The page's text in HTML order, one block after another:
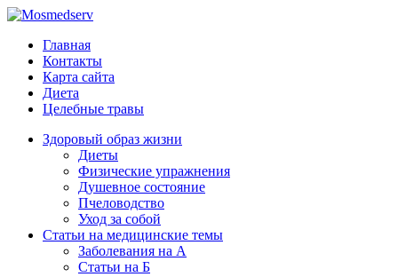
Главная
Контакты
Карта сайта
Диета
Целебные травы
Здоровый образ жизни
Диеты
Физические упражнения
Душевное состояние
Пчеловодство
Уход за собой
Статьи на медицинские темы
Заболевания на А
Статьи на Б